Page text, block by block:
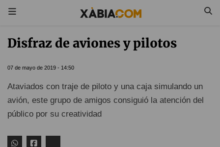
Disfraz de aviones y pilotos
07 de mayo de 2019 - 14:50
Ataviados con traje de piloto y una caja simulando un
avión, este grupo de amigos consiguió la atención del
público por su creatividad